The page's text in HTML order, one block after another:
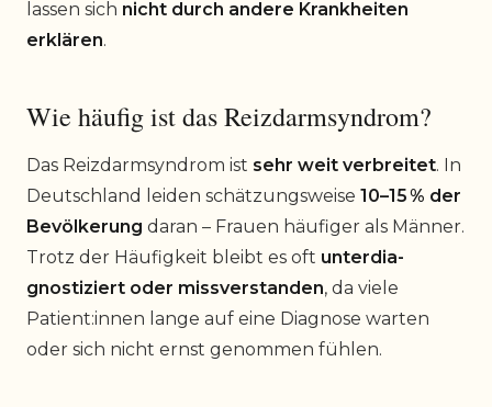
lassen sich nicht durch andere Krankheiten
erklären.
Wie häufig ist das Reizdarmsyndrom?
Das Reizdarmsyndrom ist sehr weit verbreitet. In
Deutschland leiden schätzungsweise 10–15 % der
Bevölkerung daran – Frauen häufiger als Männer.
Trotz der Häufigkeit bleibt es oft unterdia­
gnostiziert oder missverstanden, da viele
Patient:innen lange auf eine Diagnose warten
oder sich nicht ernst genommen fühlen.